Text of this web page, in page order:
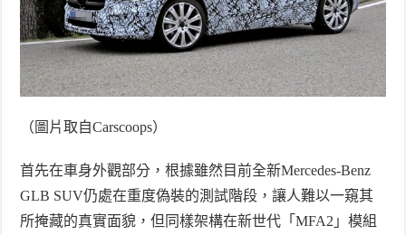
（圖片取自Carscoops）
首先在車身外觀部分，根據雖然目前全新Mercedes-Benz
GLB SUV仍處在重度偽裝的測試階段，讓人難以一窺其
所掩藏的真實面貌，但同樣架構在新世代「MFA2 」模組